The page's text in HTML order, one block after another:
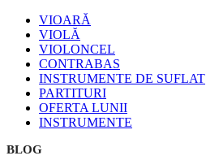
VIOARĂ
VIOLĂ
VIOLONCEL
CONTRABAS
INSTRUMENTE DE SUFLAT
PARTITURI
OFERTA LUNII
INSTRUMENTE
BLOG